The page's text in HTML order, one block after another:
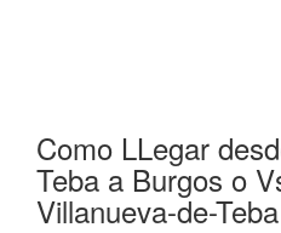
Como LLegar
Teba a Burgos o
Villanueva-de-Teba